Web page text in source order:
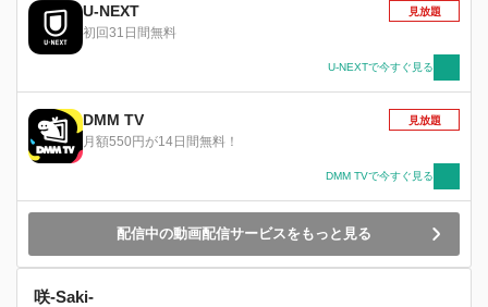
U-NEXT
初回31日間無料
見放題
U-NEXTで今すぐ見る
DMM TV
月額550円が14日間無料！
見放題
DMM TVで今すぐ見る
配信中の動画配信サービスをもっと見る
咲-Saki-